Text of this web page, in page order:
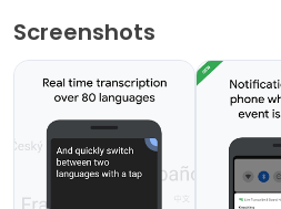
Screenshots